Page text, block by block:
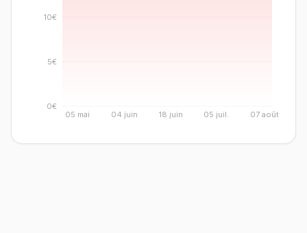
05 mai 04 juin 18 juin 05 juil. 07 août
0€
5€
10€